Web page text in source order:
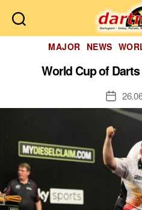
MAJOR NEWS
World Cup of